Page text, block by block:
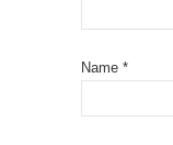
Name *